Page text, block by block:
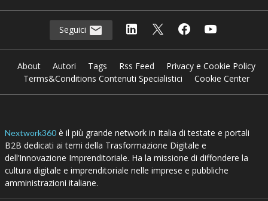
Seguici
About Autori Tags Rss Feed
Privacy e Cookie Policy
Terms&Conditions Contenuti Specialistici
Cookie Center
Nextwork360è il più grande network in Italia di testate e portali
B2B dedicati ai temi della Trasformazione Digitale e
dell’Innovazione Imprenditoriale. Ha la missione di diffondere la
cultura digitale e imprenditoriale nelle imprese e pubbliche
amministrazioni italiane.